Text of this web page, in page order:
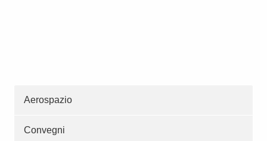
Aerospazio
Convegni